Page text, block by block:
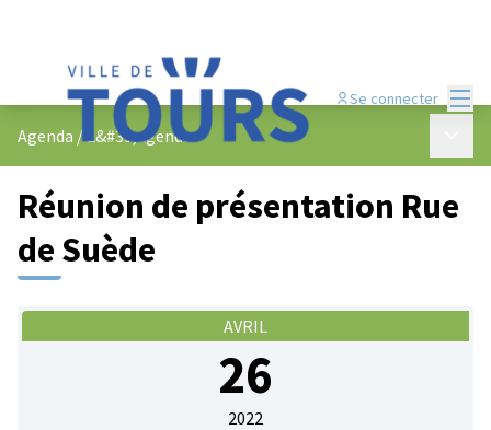
Se connecter
Agenda /L&#39;agenda
Réunion de présentation Rue
de Suède
AVRIL
26
2022